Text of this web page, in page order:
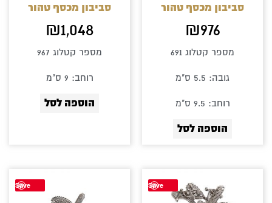
סביבון מכסף טהור
₪976
מספר קטלוג 691
גובה: 5.5 ס"מ
רוחב: 9.5 ס"מ
הוספה לסל
סביבון מכסף טהור
₪1,048
מספר קטלוג 967
רוחב: 9 ס"מ
הוספה לסל
Save
Save